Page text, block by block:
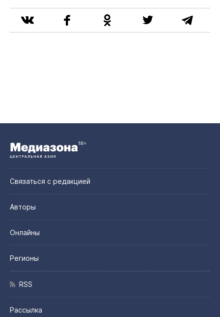
Связаться с редакцией
Авторы
Онлайны
Регионы
RSS
Рассылка